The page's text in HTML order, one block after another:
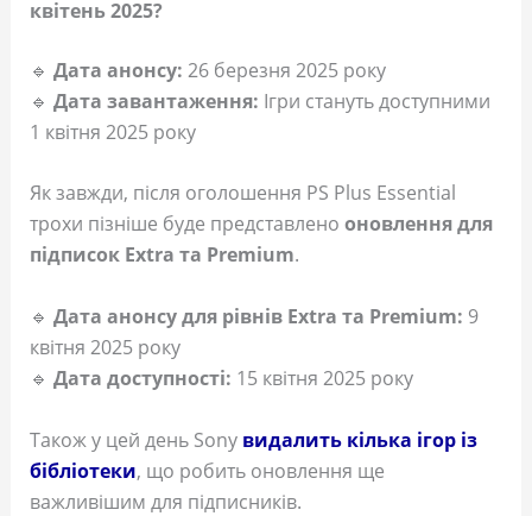
квітень 2025?
🔹 Дата анонсу: 26 березня 2025 року
🔹 Дата завантаження: Ігри стануть доступними
1 квітня 2025 року
Як завжди, після оголошення PS Plus Essential
трохи пізніше буде представлено оновлення для
підписок Extra та Premium.
🔹 Дата анонсу для рівнів Extra та Premium: 9
квітня 2025 року
🔹 Дата доступності: 15 квітня 2025 року
Також у цей день Sony видалить кілька ігор із
бібліотеки, що робить оновлення ще
важливішим для підписників.